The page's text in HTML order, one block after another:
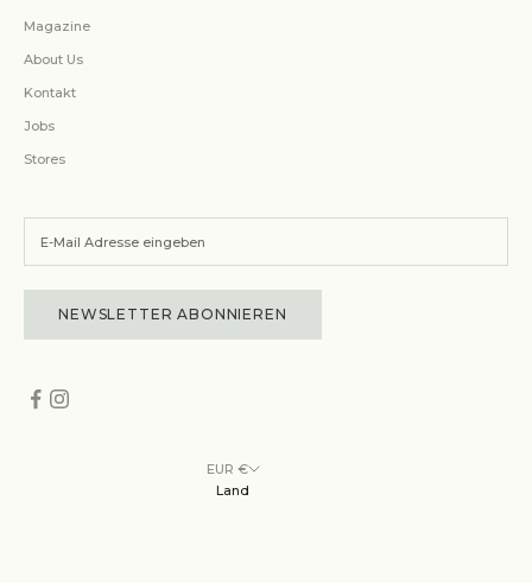
Magazine
About Us
Kontakt
Jobs
Stores
NEWSLETTER ABONNIEREN
EUR €
Land